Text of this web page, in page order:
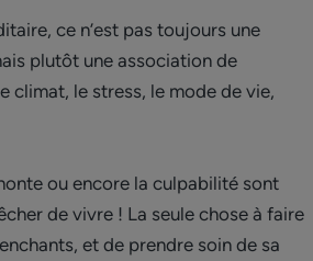
ce n’est pas toujours une
plutôt une association de
climat, le stress, le mode de vie,
ou encore la culpabilité sont
de vivre ! La seule chose à faire
et de prendre soin de sa